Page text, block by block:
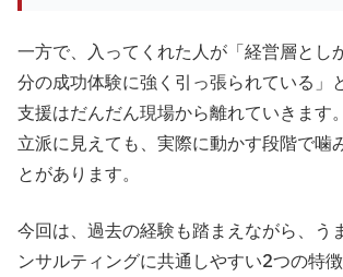
一方で、入ってくれた人が「経営層とし
分の成功体験に強く引っ張られている」
支援はだんだん現場から離れていきます
立派に見えても、実際に動かす段階で噛
とがあります。
今回は、過去の経験も踏まえながら、う
ンサルティングに共通しやすい2つの特